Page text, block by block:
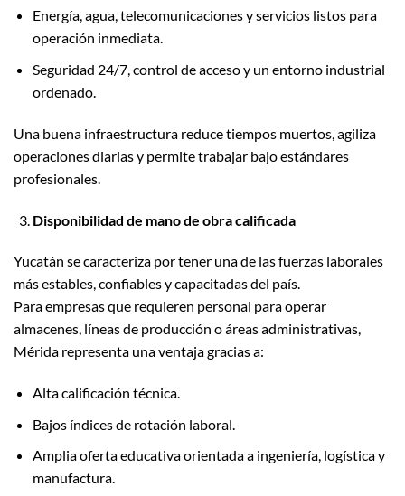
Energía, agua, telecomunicaciones y servicios listos para
operación inmediata.
Seguridad 24/7, control de acceso y un entorno industrial
ordenado.
Una buena infraestructura reduce tiempos muertos, agiliza
operaciones diarias y permite trabajar bajo estándares
profesionales.
Disponibilidad de mano de obra calificada
Yucatán se caracteriza por tener una de las fuerzas laborales
más estables, confiables y capacitadas del país.
Para empresas que requieren personal para operar
almacenes, líneas de producción o áreas administrativas,
Mérida representa una ventaja gracias a:
Alta calificación técnica.
Bajos índices de rotación laboral.
Amplia oferta educativa orientada a ingeniería, logística y
manufactura.